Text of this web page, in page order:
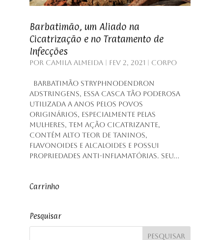
Barbatimão, um Aliado na
Cicatrização e no Tratamento de
Infecções
por Camila Almeida| fev 2, 2021 Corpo
Barbatimão Stryphnodendron
adstringens, essa casca tão poderosa
utilizada a anos pelos povos
originários, especialmente pelas
mulheres, tem ação cicatrizante,
contém alto teor de taninos,
flavonoides e alcaloides e possui
propriedades anti-inflamatórias. Seu...
Carrinho
Pesquisar